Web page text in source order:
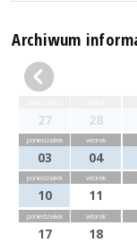
Archiwum
27 28
poniedziałek
03
wtorek
04
poniedziałek
10
wtorek
11
poniedziałek
17
wtorek
18